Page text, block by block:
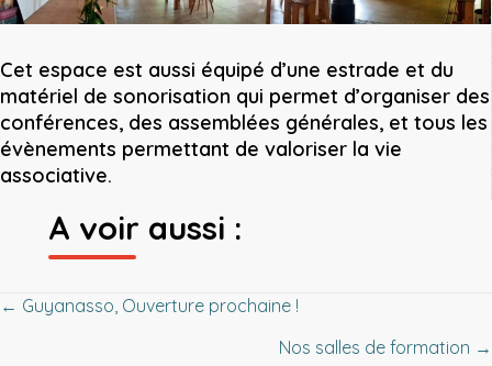
Cet espace est aussi équipé d’une estrade et du
matériel de sonorisation qui permet d’organiser des
conférences, des assemblées générales, et tous les
évènements permettant de valoriser la vie
associative.
A voir aussi :
Posts
← Guyanasso, Ouverture prochaine !
Nos salles de formation →